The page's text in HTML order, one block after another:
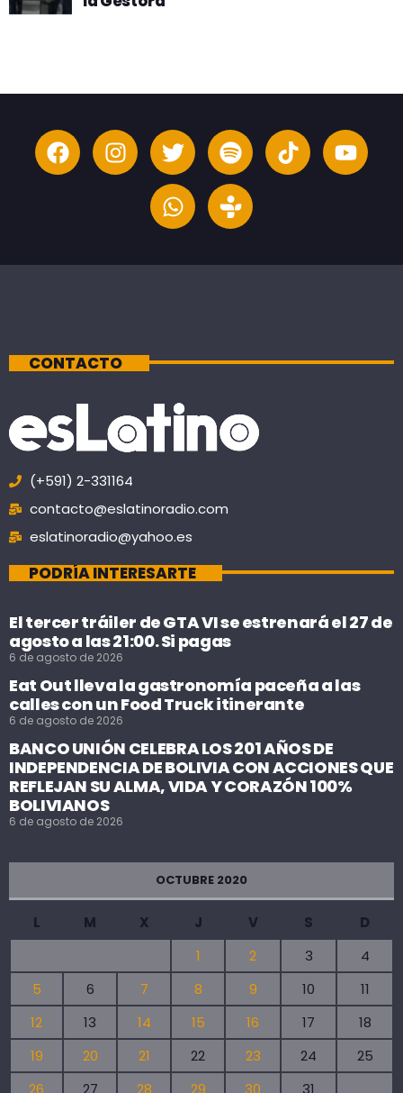
CONTACTO
(+591) 2-331164
contacto@eslatinoradio.com
eslatinoradio@yahoo.es
PODRÍA INTERESARTE
El tercer tráiler de GTA VI se estrenará el 27 de
agosto a las 21:00. Si pagas
6 de agosto de 2026
Eat Out lleva la gastronomía paceña a las
calles con un Food Truck itinerante
6 de agosto de 2026
BANCO UNIÓN CELEBRA LOS 201 AÑOS DE
INDEPENDENCIA DE BOLIVIA CON ACCIONES QUE
REFLEJAN SU ALMA, VIDA Y CORAZÓN 100%
BOLIVIANOS
6 de agosto de 2026
OCTUBRE 2020
L M X J V S
D
1
2 3
4
5
6 7 8 9 10
11
12
13 14 15 16 17
18
19
20 21 22 23 24
25
26
27 28 29 30 31